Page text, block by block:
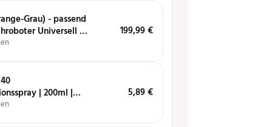
Grau) - passend
Universell -
199,99€
| 200ml |
löst, schützt
5,89€